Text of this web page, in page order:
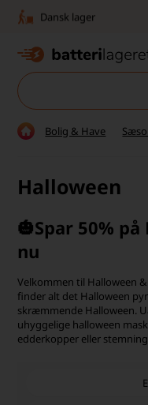
Dansk lager
30 dages returret
Fri fragt over 499,-
Tlf. er lukket uge 27-32
Bolig & Have
Halloween
🎃Spar 50%
nu
Velkommen til Halloween
finder alt det Halloween
skræmmende Halloween.
uhyggelige halloween
edderkopper eller